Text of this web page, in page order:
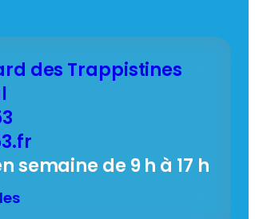
des Trappistines
semaine de 9 h à 17 h